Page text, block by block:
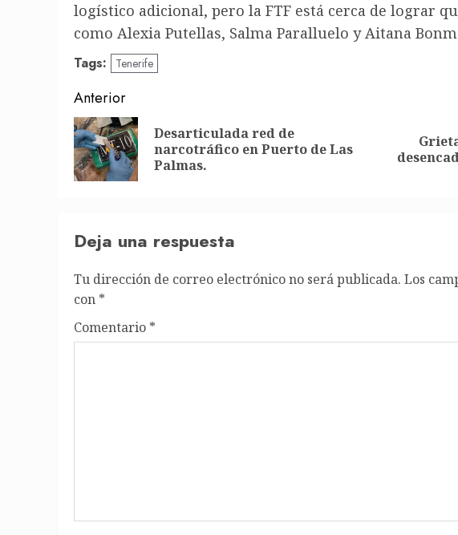
logístico adicional, pero la FTF está cerca de lograr
como Alexia Putellas, Salma Paralluelo y Aitana
Tags: Tenerife
Post
navigation
Anterior
Entrada
anterior:
Desarticulada red de
narcotráfico en Puerto de Las
Palmas.
Siguiente
entrada:
Deja una respuesta
Tu dirección de correo electrónico no será publicada. Los
con *
Comentario *